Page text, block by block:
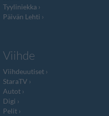
Tyyliniekka
Päivän Lehti
Viihde
Viihdeuutiset
StaraTV
Autot
Digi
Pelit